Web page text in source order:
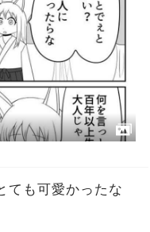
ても可愛かったな